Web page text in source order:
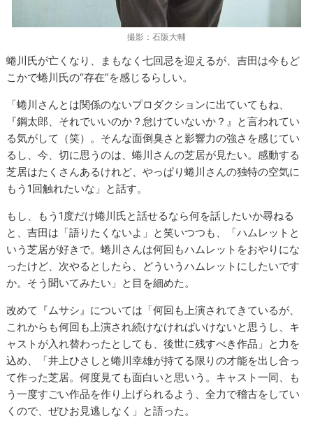
撮影：石阪大輔
蜷川氏が亡くなり、まもなく七回忌を迎えるが、吉田は今もど
こかで蜷川氏の“存在”を感じるらしい。
「蜷川さんとは関係のないプロダクションに出ていてもね、
『鋼太郎、それでいいのか？怠けていないか？』と言われてい
る気がして（笑）。そんな面倒臭さと影響力の強さを感じてい
るし、今、切に思うのは、蜷川さんの芝居が見たい。感動する
芝居はたくさんあるけれど、やっぱり蜷川さんの独特の空気に
もう1回触れたいな」と話す。
もし、もう1度だけ蜷川氏と話せるなら何を話したいか尋ねる
と、吉田は「語りたくないよ」と笑いつつも、「ハムレットと
いう芝居が好きで。蜷川さんは何回もハムレットをおやりにな
ったけど、次やるとしたら、どういうハムレットにしたいです
か。そう聞いてみたい」と目を細めた。
改めて『ムサシ』については「何回も上演されてきているが、
これからも何回も上演され続けなければいけないと思うし、キ
ャストが入れ替わったとしても、後世に残すべき作品」と力を
込め、「井上ひさしと蜷川幸雄が持てる限りの才能を出し合っ
て作った芝居。何度見ても面白いと思いう。キャスト一同、も
う一度すごい作品を作り上げられるよう、全力で稽古をしてい
くので、ぜひお見逃しなく」と語った。